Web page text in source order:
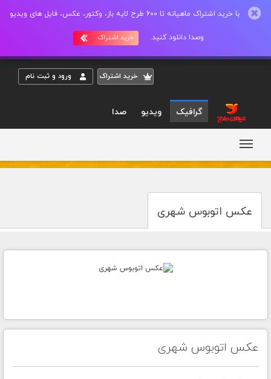
با خرید اشتراک ماهیانه تا 600 طرح لایه باز، وکتور، عکس، فایل های ویدیو
وصدا دانلود کنید. خرید اشتراک
خريد اشتراک ورود و ثبت نام
گرافیک ویدیو صدا
عکس اتوبوس شهری
عکس اتوبوس شهری